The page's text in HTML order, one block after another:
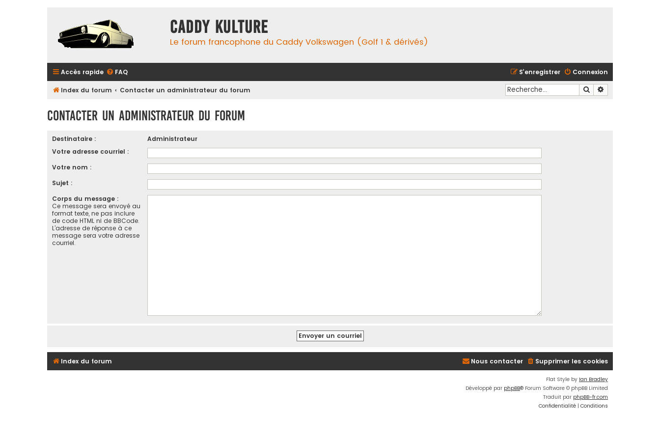
Caddy Kulture
Le forum francophone du Caddy Volkswagen (Golf 1 & dérivés)
Accès rapide FAQ Connexion
S’enregistrer
Index du forum Contacter un administrateur du forum Rechercher
Contacter un administrateur du forum
Destinataire :
Administrateur
Votre adresse courriel :
Votre nom :
Sujet :
Corps du message :
Ce message sera envoyé au
format texte, ne pas inclure
de code HTML ni de BBCode.
L’adresse de réponse à ce
message sera votre adresse
courriel.
Index du forum Supprimer les cookies
Nous contacter
Flat Style by Ian Bradley
Développé par phpBB® Forum Software © phpBB Limited
Traduit par phpBB-fr.com
Confidentialité | Conditions